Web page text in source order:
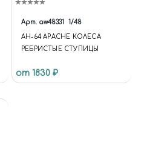
Арт. aw48331 1/48
AH-64 APACHE КОЛЕСА
РЕБРИСТЫЕ СТУПИЦЫ
от 1830 ₽